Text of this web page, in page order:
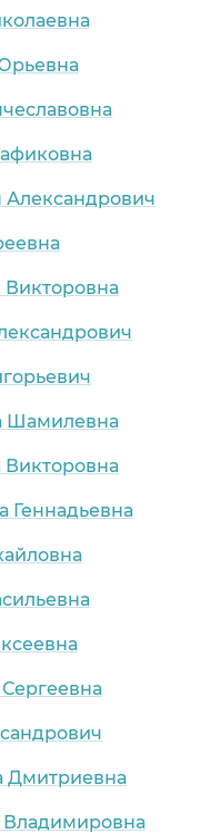
Викторовна
Шамилевна
Геннадьевна
Дмитриевна
Владимировна